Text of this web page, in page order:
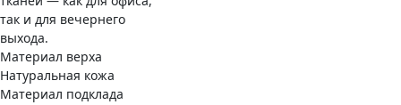
так и для вечернего
выхода.
Материал верха
Натуральная кожа
Материал подклада